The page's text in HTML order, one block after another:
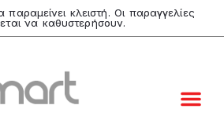
παραμείνει κλειστή. Οι παραγγελίες
να καθυστερήσουν.